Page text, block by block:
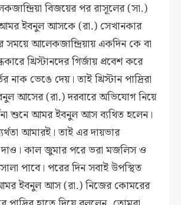
বিজয়ের পর রাসূলের (সা.)
ইবনুল আসকে (রা.) সেখানকার
সময়ে আলেকজান্দ্রিয়ায় একদিন কে বা
খ্রিস্টানদের গির্জায় প্রবেশ করে
নাক ভেঙে দেয়। তাই খ্রিস্টান পাদ্রিরা
আসের (রা.) দরবারে অভিযোগ নিয়ে
শুনে আমর ইবনুল আস ব্যথিত হলেন।
আমারই। তাই এর দায়ভার
কাল জুমার পরে ভরা মজলিস ও
পাবে। পরের দিন সবাই উপস্থিত
ইবনুল আস (রা.) নিজের কোমরের